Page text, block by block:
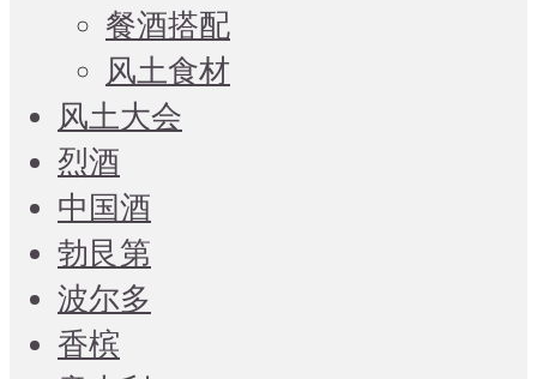
餐酒搭配
风土食材
风土大会
烈酒
中国酒
勃艮第
波尔多
香槟